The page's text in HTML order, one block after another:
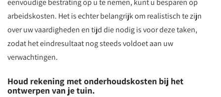
eenvoudige bestrating op u te nemen, kunt u besparen op
arbeidskosten. Het is echter belangrijk om realistisch te zijn
over uw vaardigheden en tijd die nodig is voor deze taken,
zodat het eindresultaat nog steeds voldoet aan uw
verwachtingen.
Houd rekening met onderhoudskosten bij het
ontwerpen van je tuin.